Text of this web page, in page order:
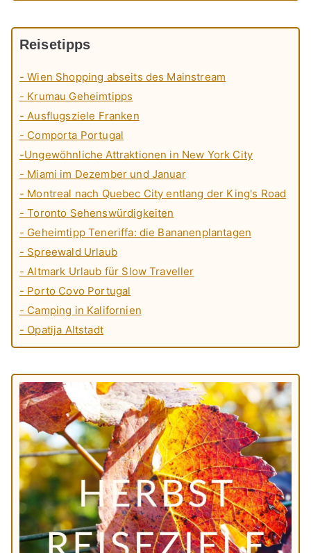
Reisetipps
- Wien Shopping abseits des Mainstream
- Krumau Geheimtipps
- Ausflugsziele Franken
- Comporta Portugal
-Ungewöhnliche Attraktionen in New York City
- Miami im Dezember und Januar
- Montreal nach Quebec City entlang der King's Road
- Toronto Sehenswürdigkeiten
- Geheimtipp Teneriffa: die Bananenplantagen
- Spreewald Urlaub
- Altmark Urlaub für Slow Traveller
- Porto Covo Portugal
- Camping in Kalifornien
- Opatija Altstadt